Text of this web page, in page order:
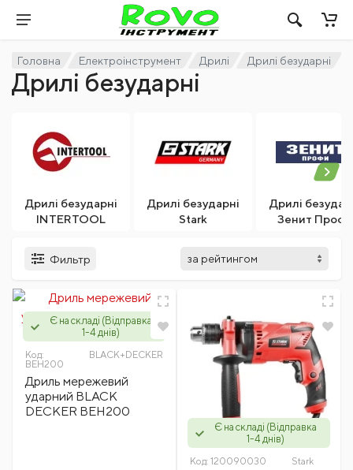
Головна Електроінструмент Дрилі Дрилі безударні
Дрилі безударні
Дрилі безударні
INTERTOOL
Дрилі безударні
Stark
Дрилі
Зенит Профи
Фильтр
Є на складі (Відправка
1-4 днів)
Код:
BEH200
BLACK+DECKER
Дриль мережевий
ударний BLACK
DECKER BEH200
Є на складі (Відправка
1-4 днів)
Код: 120090030 Stark